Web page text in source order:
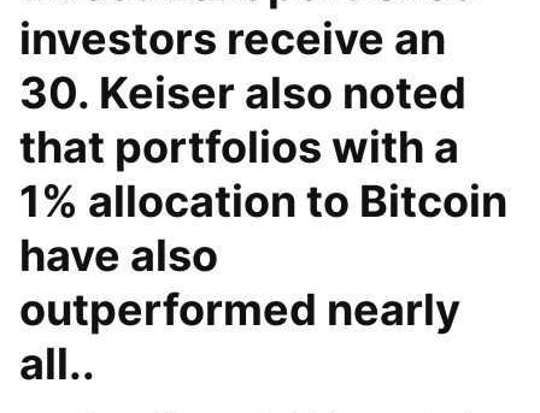
investors receive an
30. Keiser also noted
that portfolios with a
1% allocation to Bitcoin
have also
outperformed nearly
all..